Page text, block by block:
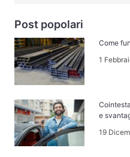
Post popolari
Come
1
e
19